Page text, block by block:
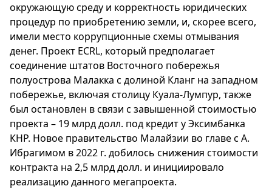
окружающую среду и корректность юридических
процедур по приобретению земли, и, скорее всего,
имели место коррупционные схемы отмывания
денег. Проект ECRL, который предполагает
соединение штатов Восточного побережья
полуострова Малакка с долиной Кланг на западном
побережье, включая столицу Куала-Лумпур, также
был остановлен в связи с завышенной стоимостью
проекта – 19 млрд долл. под кредит у Эксимбанка
КНР. Новое правительство Малайзии во главе с А.
Ибрагимом в 2022 г. добилось снижения стоимости
контракта на 2,5 млрд долл. и инициировало
реализацию данного мегапроекта.